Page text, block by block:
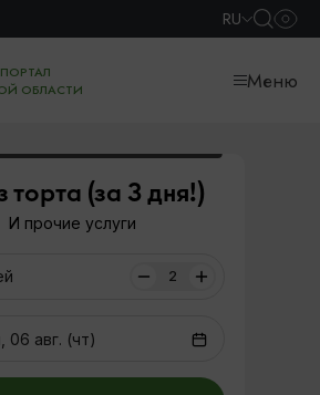
RU
ОБЛАСТИ
Меню